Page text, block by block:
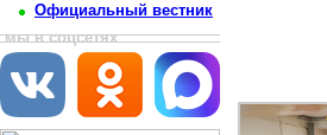
Официальный вестник
мы в соцсетях